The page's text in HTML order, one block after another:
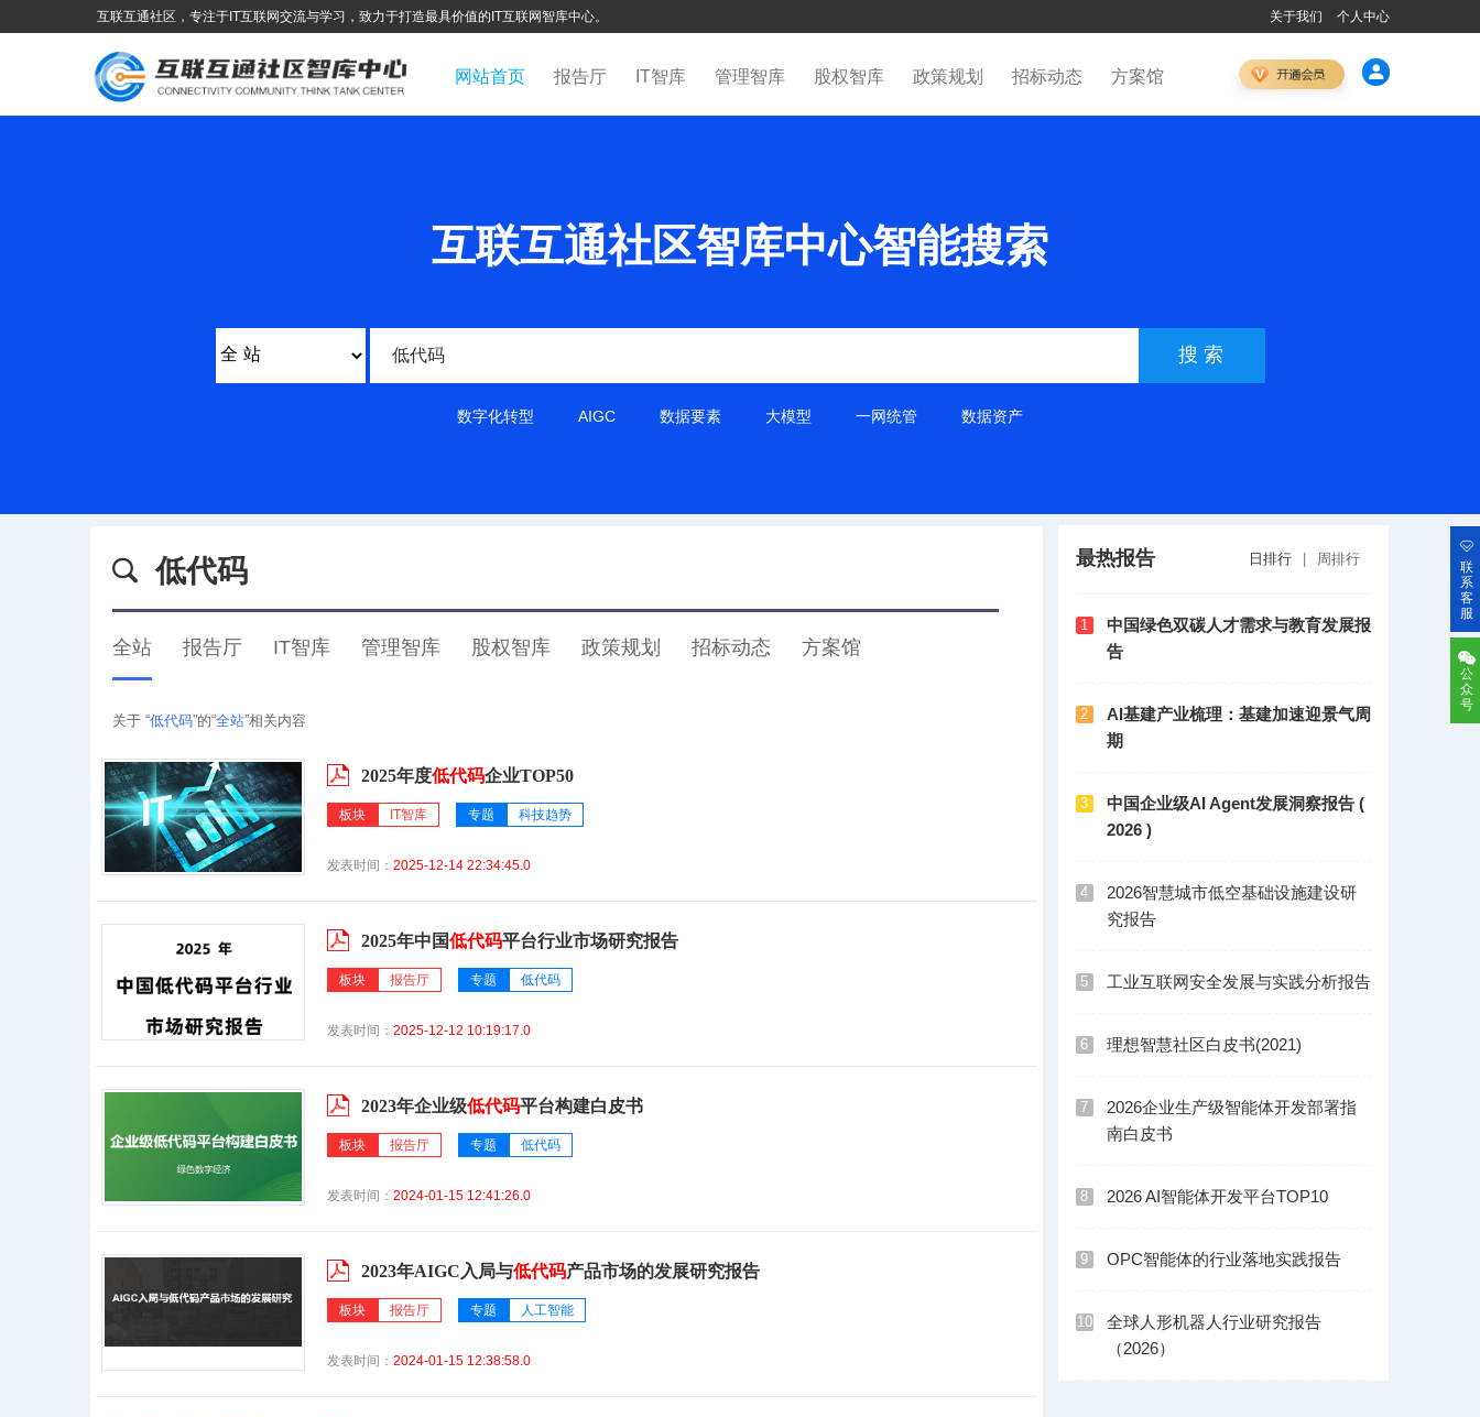
互联互通社区，专注于IT互联网交流与学习，致力于打造最具价值的IT互联网智库中心。 关于我们 个人中心
网站首页 报告厅 IT智库 管理智库 股权智库 政策规划 招标动态 方案馆
互联互通社区智库中心智能搜索
搜索
数字化转型 AIGC 数据要素 大模型 一网统管 数据资产
低代码
全站 报告厅 IT智库 管理智库 股权智库 政策规划 招标动态 方案馆
关于 “低代码”的“全站”相关内容
2025年度低代码企业TOP50
板块 IT智库 专题 科技趋势
发表时间： 2025-12-14 22:34:45.0
2025年中国低代码平台行业市场研究报告
板块 报告厅 专题 低代码
发表时间： 2025-12-12 10:19:17.0
2023年企业级低代码平台构建白皮书
板块 报告厅 专题 低代码
发表时间： 2024-01-15 12:41:26.0
2023年AIGC入局与低代码产品市场的发展研究报告
板块 报告厅 专题 人工智能
发表时间： 2024-01-15 12:38:58.0
最热报告 日排行 周排行
1
中国绿色双碳人才需求与教育发展报
告
2
AI基建产业梳理：基建加速迎景气周
期
3
中国企业级AI Agent发展洞察报告 (
2026 )
4
2026智慧城市低空基础设施建设研
究报告
5 工业互联网安全发展与实践分析报告
6 理想智慧社区白皮书(2021)
7
2026企业生产级智能体开发部署指
南白皮书
8 2026 AI智能体开发平台TOP10
9 OPC智能体的行业落地实践报告
10
全球人形机器人行业研究报告
（2026）
联
系
客
服
公
众
号